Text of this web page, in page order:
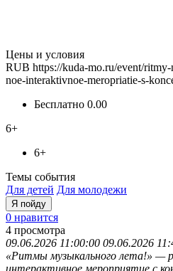
Цены и условия
RUB https://kuda-mo.ru/event/
noe-interaktivnoe-meropriatie-s-
Бесплатно 0.00
6+
6+
Темы события
Для детей Для молодежи
Я пойду
0 нравится
4 просмотра
09.06.2026 11:00:00 09.06.2026
«Ритмы музыкального лета!» —
интерактивное мероприятие с